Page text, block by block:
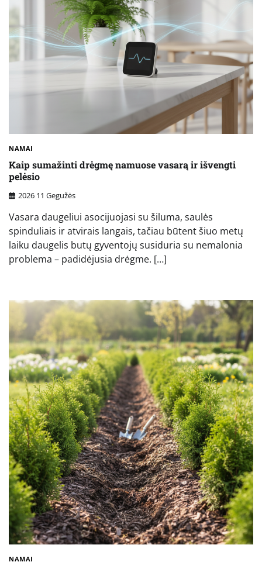
NAMAI
Kaip sumažinti drėgmę namuose vasarą ir išvengti
pelėsio
2026 11 Gegužės
Vasara daugeliui asocijuojasi su šiluma, saulės
spinduliais ir atvirais langais, tačiau būtent šiuo metų
laiku daugelis butų gyventojų susiduria su nemalonia
problema – padidėjusia drėgme. […]
NAMAI